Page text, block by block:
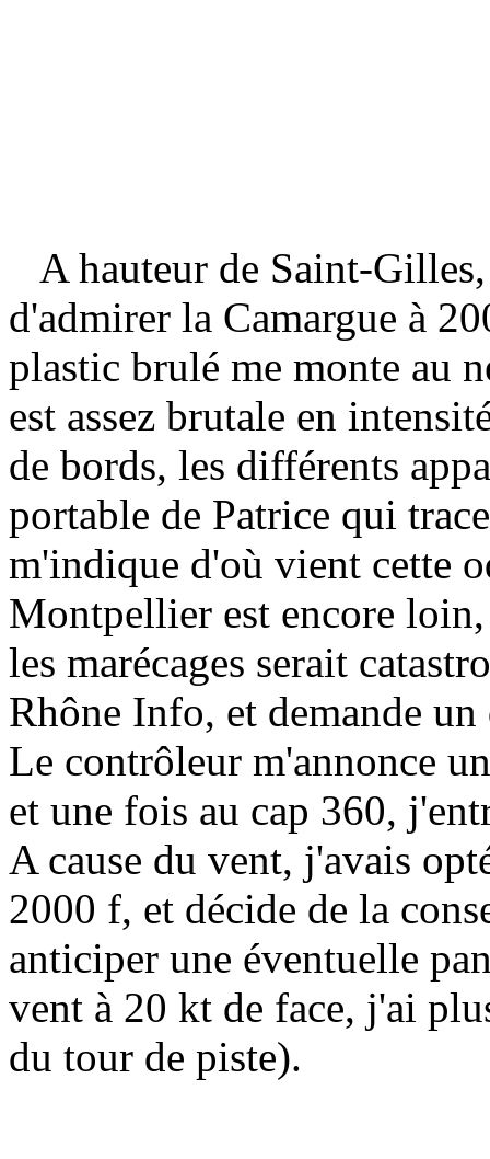
A hauteur de Saint-
d'admirer la Camargue à
plastic brulé me monte au
est assez brutale en
de bords, les différents
portable de Patrice qui
m'indique d'où vient cette
Montpellier est encore loin,
les marécages serait
Rhône Info, et demande
Le contrôleur m'annonce
et une fois au cap 360,
A cause du vent, j'avais
2000 f, et décide de la
anticiper une éventuelle
vent à 20 kt de face, j'ai
du tour de piste).